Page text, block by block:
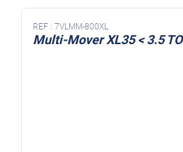
REF : 7VLMM-800XL
Multi-Mover XL35 < 3.5 TO